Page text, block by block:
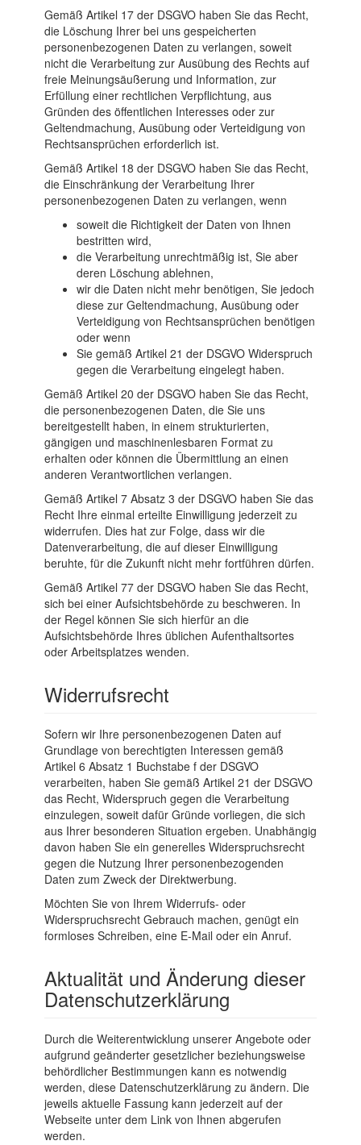
Gemäß Artikel 17 der DSGVO haben Sie das Recht,
die Löschung Ihrer bei uns gespeicherten
personenbezogenen Daten zu verlangen, soweit
nicht die Verarbeitung zur Ausübung des Rechts auf
freie Meinungsäußerung und Information, zur
Erfüllung einer rechtlichen Verpflichtung, aus
Gründen des öffentlichen Interesses oder zur
Geltendmachung, Ausübung oder Verteidigung von
Rechtsansprüchen erforderlich ist.
Gemäß Artikel 18 der DSGVO haben Sie das Recht,
die Einschränkung der Verarbeitung Ihrer
personenbezogenen Daten zu verlangen, wenn
soweit die Richtigkeit der Daten von Ihnen
bestritten wird,
die Verarbeitung unrechtmäßig ist, Sie aber
deren Löschung ablehnen,
wir die Daten nicht mehr benötigen, Sie jedoch
diese zur Geltendmachung, Ausübung oder
Verteidigung von Rechtsansprüchen benötigen
oder wenn
Sie gemäß Artikel 21 der DSGVO Widerspruch
gegen die Verarbeitung eingelegt haben.
Gemäß Artikel 20 der DSGVO haben Sie das Recht,
die personenbezogenen Daten, die Sie uns
bereitgestellt haben, in einem strukturierten,
gängigen und maschinenlesbaren Format zu
erhalten oder können die Übermittlung an einen
anderen Verantwortlichen verlangen.
Gemäß Artikel 7 Absatz 3 der DSGVO haben Sie das
Recht Ihre einmal erteilte Einwilligung jederzeit zu
widerrufen. Dies hat zur Folge, dass wir die
Datenverarbeitung, die auf dieser Einwilligung
beruhte, für die Zukunft nicht mehr fortführen dürfen.
Gemäß Artikel 77 der DSGVO haben Sie das Recht,
sich bei einer Aufsichtsbehörde zu beschweren. In
der Regel können Sie sich hierfür an die
Aufsichtsbehörde Ihres üblichen Aufenthaltsortes
oder Arbeitsplatzes wenden.
Widerrufsrecht
Sofern wir Ihre personenbezogenen Daten auf
Grundlage von berechtigten Interessen gemäß
Artikel 6 Absatz 1 Buchstabe f der DSGVO
verarbeiten, haben Sie gemäß Artikel 21 der DSGVO
das Recht, Widerspruch gegen die Verarbeitung
einzulegen, soweit dafür Gründe vorliegen, die sich
aus Ihrer besonderen Situation ergeben. Unabhängig
davon haben Sie ein generelles Widerspruchsrecht
gegen die Nutzung Ihrer personenbezogenden
Daten zum Zweck der Direktwerbung.
Möchten Sie von Ihrem Widerrufs- oder
Widerspruchsrecht Gebrauch machen, genügt ein
formloses Schreiben, eine E-Mail oder ein Anruf.
Aktualität und Änderung dieser
Datenschutzerklärung
Durch die Weiterentwicklung unserer Angebote oder
aufgrund geänderter gesetzlicher beziehungsweise
behördlicher Bestimmungen kann es notwendig
werden, diese Datenschutzerklärung zu ändern. Die
jeweils aktuelle Fassung kann jederzeit auf der
Webseite unter dem Link von Ihnen abgerufen
werden.